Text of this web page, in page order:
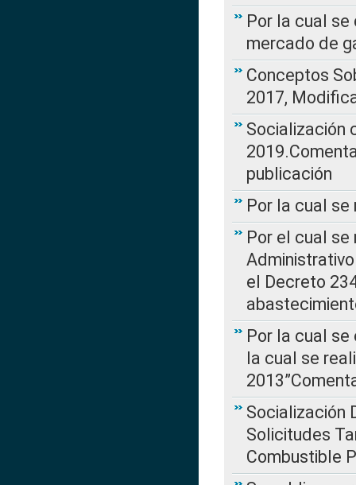
Por la cual
mercado de
Conceptos
2017,
Socialización
publicación
Por la cual se
Por el cual
el Decreto
Por la cual se
la cual se
Socialización
Solicitudes
Combustible